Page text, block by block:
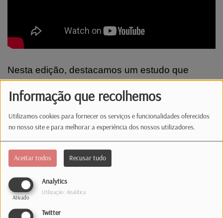
Informação que recolhemos
Utilizamos cookies para fornecer os serviços e funcionalidades oferecidos
no nosso site e para melhorar a experiência dos nossos utilizadores.
Aceitar todos Recusar tudo
Analytics
Ativado
Utilização: Analítica
Twitter
Nesta edição, destacamos um estudo que
revela que, entre os jovens dos 16 aos 24 anos,
38% dos fumadores começaram pelo cigarro
tradicional.
Comentários(0)